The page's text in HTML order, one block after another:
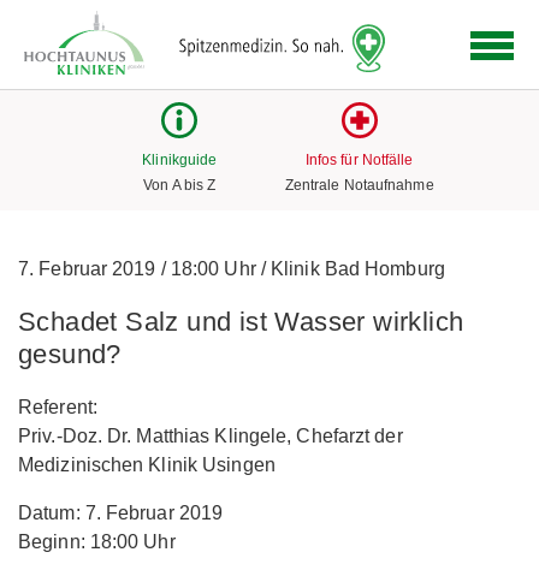
Link
zur
Klinikguide
Von A bis Z
Infos für Notfälle
Zentrale Notaufnahme
7. Februar 2019 /18:00 Uhr /Klinik Bad Homburg
Schadet Salz und ist Wasser wirklich
gesund?
Referent:
Priv.-Doz. Dr. Matthias Klingele, Chefarzt der
Medizinischen Klinik Usingen
Datum: 7. Februar 2019
Beginn: 18:00 Uhr